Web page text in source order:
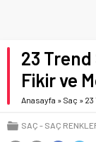
23
Fikir ve
Anasayfa » Saç »
SAÇ SAÇ